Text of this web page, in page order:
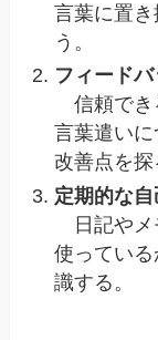
言葉に置
う。
フィード
信頼でき
言葉遣いに
改善点を探
定期的な
日記やメ
使ってい
識する。